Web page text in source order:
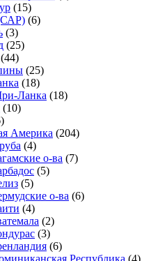
(15)
(6)
(3)
(25)
(44)
(25)
(18)
Ланка (18)
(10)
Америка (204)
(4)
о-ва (7)
(5)
(5)
о-ва (6)
(4)
(2)
(3)
(6)
Республика (4)